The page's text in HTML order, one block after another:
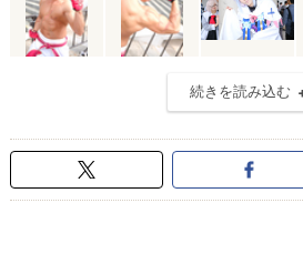
続きを読み込む